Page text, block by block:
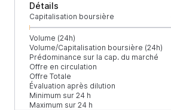
Détails
Capitalisation boursière
Volume (24h)
Volume/Capitalisation boursière (24h)
Prédominance sur la cap. du marché
Offre en circulation
Offre Totale
Évaluation après dilution
Minimum sur 24 h
Maximum sur 24 h